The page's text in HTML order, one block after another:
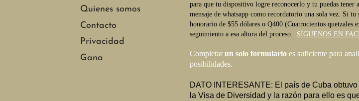
Quienes somos
Contacto
Privacidad
Gana
para que tu dispositivo logre reconocerlo y tu puedas tener
mensaje de whatsapp como recordatorio una sola vez. Si tu
honorario de $55 dólares o Q400 (Cuatrocientos quetzales
seguimiento a esa altura del proceso. SÍGUENOS EN
Completar un solo formulario es suficiente para
posibilidades.
DATO INTERESANTE: El país de Cuba obtuvo
la Visa de Diversidad y la razón para ello es